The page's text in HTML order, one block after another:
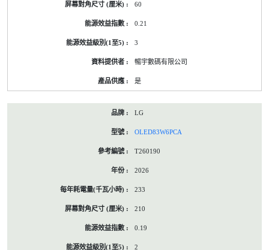
60
0.21
3
暢宇數碼有限公司
是
LG
OLED83W6PCA
T260190
2026
233
210
0.19
2